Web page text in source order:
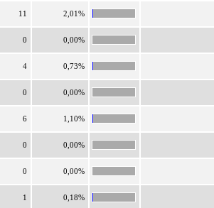
11 2,01%
0 0,00%
4 0,73%
0 0,00%
6 1,10%
0 0,00%
0 0,00%
1 0,18%